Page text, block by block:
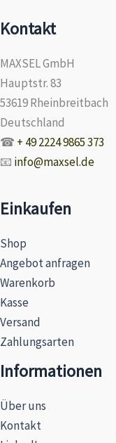
Kontakt
MAXSEL GmbH
Hauptstr. 83
53619 Rheinbreitbach
Deutschland
☎ + 49 2224 9865 373
📧 info@maxsel.de
Einkaufen
Shop
Angebot anfragen
Warenkorb
Kasse
Versand
Zahlungsarten
Informationen
Über uns
Kontakt